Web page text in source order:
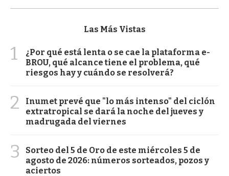
Las Más Vistas
1
¿Por qué está lenta o se cae la plataforma e-
BROU, qué alcance tiene el problema, qué
riesgos hay y cuándo se resolverá?
2
Inumet prevé que "lo más intenso" del ciclón
extratropical se dará la noche del jueves y
madrugada del viernes
3
Sorteo del 5 de Oro de este miércoles 5 de
agosto de 2026: números sorteados, pozos y
aciertos